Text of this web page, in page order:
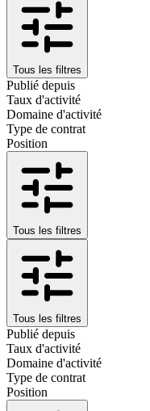
Tous les filtres
Publié depuis
Taux d'activité
Domaine d'activité
Type de contrat
Position
Tous les filtres
Tous les filtres
Publié depuis
Taux d'activité
Domaine d'activité
Type de contrat
Position